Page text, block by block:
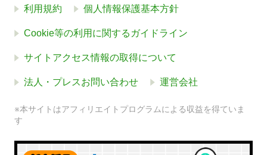
利用規約 個人情報保護基本方針
Cookie等の利用に関するガイドライン
サイトアクセス情報の取得について
法人・プレスお問い合わせ 運営会社
※本サイトはアフィリエイトプログラムによる収益を得ていま
す